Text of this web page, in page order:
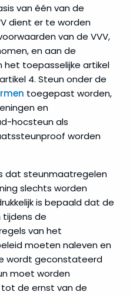
van één van de
dient er te worden
van de VVV,
en aan de
het toepasselijke artikel
4. Steun onder de
toegepast worden,
en
hocsteun als
worden
dat steunmaatregelen
slechts worden
is bepaald dat de
de
van het
moeten naleven en
wordt geconstateerd
moet worden
de ernst van de